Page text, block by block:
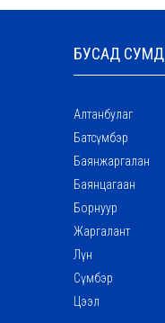
БУСАД СУМД
Алтанбулаг
Батсүмбэр
Баянжаргалан
Баянцагаан
Борнуур
Жаргалант
Лүн
Сүмбэр
Цээл